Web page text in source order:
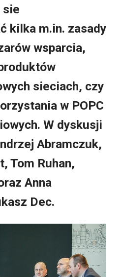
sie
kilka m.in. zasady
wsparcia,
sieciach, czy
w POPC
W dyskusji
Abramczuk,
Tom Ruhan,
Anna
Dec.